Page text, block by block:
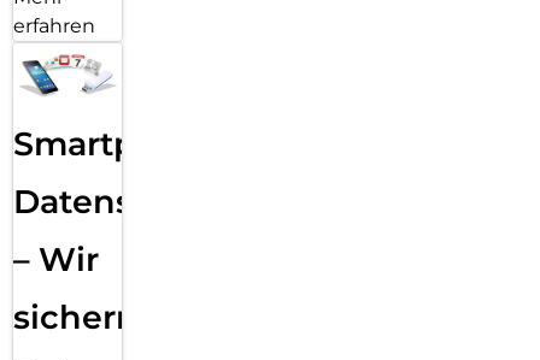
erfahren
Smartphone
Datensicherung
– Wir
sichern